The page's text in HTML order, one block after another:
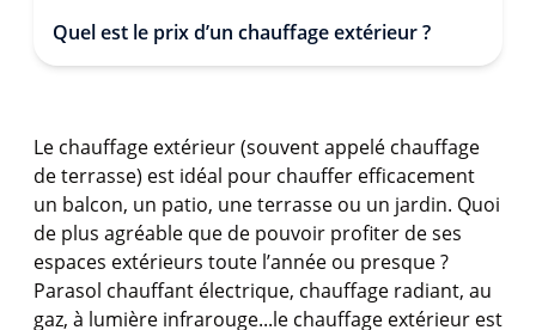
Quel est le prix d’un chauffage extérieur ?
Le chauffage extérieur (souvent appelé chauffage
de terrasse) est idéal pour chauffer efficacement
un balcon, un patio, une terrasse ou un jardin. Quoi
de plus agréable que de pouvoir profiter de ses
espaces extérieurs toute l’année ou presque ?
Parasol chauffant électrique, chauffage radiant, au
gaz, à lumière infrarouge...le chauffage extérieur est